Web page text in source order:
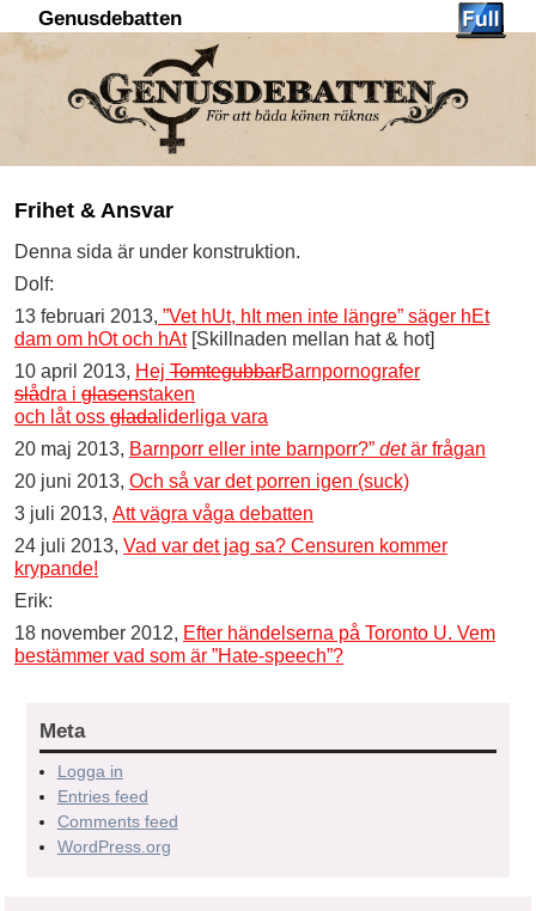
Genusdebatten
Frihet & Ansvar
Denna sida är under konstruktion.
Dolf:
13 februari 2013, ”Vet hUt, hIt men inte längre” säger hEt
dam om hOt och hAt[Skillnaden mellan hat & hot]
10 april 2013, Hej TomtegubbarBarnpornografer
slådra i glasenstaken
och låt oss glada liderliga vara
20 maj 2013, Barnporr eller inte barnporr?” detär frågan
20 juni 2013, Och så var det porren igen (suck)
3 juli 2013, Att vägra våga debatten
24 juli 2013, Vad var det jag sa? Censuren kommer
krypande!
Erik:
18 november 2012, Efter händelserna på Toronto U. Vem
bestämmer vad som är ”Hate-speech”?
Meta
Logga in
Entries feed
Comments feed
WordPress.org